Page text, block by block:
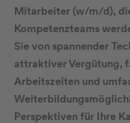
Mitarbeiter (w/m/d),
Kompetenzteams
Sie von spannender
attraktiver Vergütung,
Arbeitszeiten und
Perspektiven für Ihre